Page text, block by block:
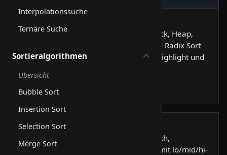
Interpolationssuche
Ternäre Suche
Sortieralgorithmen
Übersicht
Bubble Sort
Insertion Sort
Selection Sort
Merge Sort
Bubble, Insertion, Selection, Merge, Quick, Heap,
Cocktail, Shellsort, Timsort, Introsort und Radix Sort
als Balken-Animation mit Pseudocode-Highlight und
Schritt-Log.
Suchalgorithmen
Lineare Suche, binäre Suche, Jump Search,
Interpolationssuche und ternäre Suche mit lo/mid/hi-